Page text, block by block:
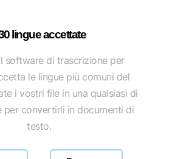
lingue accettate
software di trascrizione per
le lingue più comuni del
i vostri file in una qualsiasi di
per convertirli in documenti di
testo.